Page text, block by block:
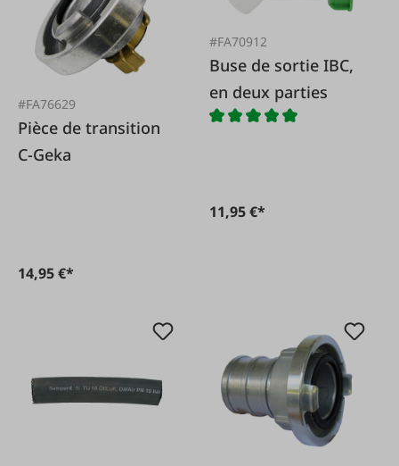
#FA76629
Pièce de transition
C-Geka
14,95 €*
#FA70912
Buse de sortie IBC,
en deux parties
11,95 €*